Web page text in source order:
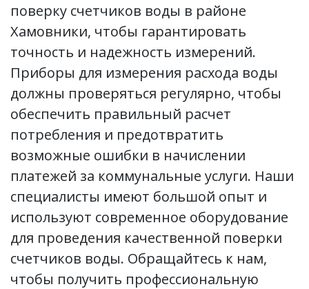
поверку счетчиков воды в районе
Хамовники, чтобы гарантировать
точность и надежность измерений.
Приборы для измерения расхода воды
должны проверяться регулярно, чтобы
обеспечить правильный расчет
потребления и предотвратить
возможные ошибки в начислении
платежей за коммунальные услуги. Наши
специалисты имеют большой опыт и
используют современное оборудование
для проведения качественной поверки
счетчиков воды. Обращайтесь к нам,
чтобы получить профессиональную